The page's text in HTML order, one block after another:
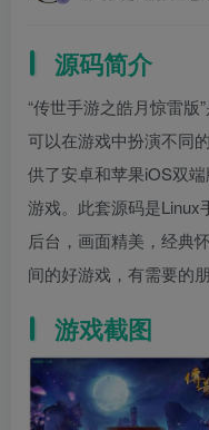
源码简介
“传世手游之皓月惊雷版
可以在游戏中扮演不同
供了安卓和苹果iOS双
游戏。此套源码是Linux
后台，画面精美，经典
间的好游戏，有需要的
游戏截图